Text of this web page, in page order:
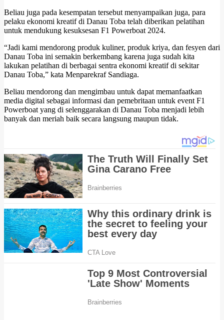
Beliau juga pada kesempatan tersebut menyampaikan juga, para
pelaku ekonomi kreatif di Danau Toba telah diberikan pelatihan
untuk mendukung kesuksesan F1 Powerboat 2024.
“Jadi kami mendorong produk kuliner, produk kriya, dan fesyen dari
Danau Toba ini semakin berkembang karena juga sudah kita
lakukan pelatihan di berbagai sentra ekonomi kreatif di sekitar
Danau Toba,” kata Menparekraf Sandiaga.
Beliau mendorong dan mengimbau untuk dapat memanfaatkan
media digital sebagai informasi dan pemebritaan untuk event F1
Powerboat yang di selenggarakan di Danau Toba menjadi lebih
banyak dan meriah baik secara langsung maupun tidak.